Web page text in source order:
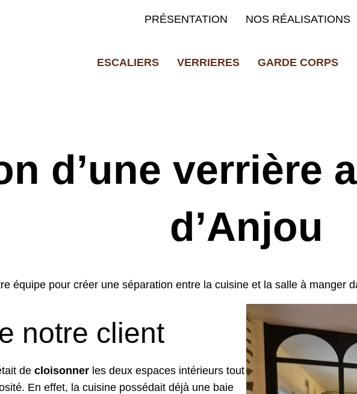
PRÉSENTATION NOS RÉALISATIONS
ESCALIERS VERRIERES GARDE CORPS
d’une verrière
d’Anjou
équipe pour créer une séparation entre la cuisine et la salle à manger
notre client
de cloisonner les deux espaces intérieurs tout
En effet, la cuisine possédait déjà une baie